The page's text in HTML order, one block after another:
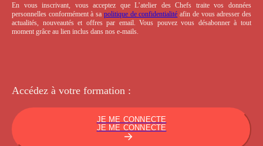
En vous inscrivant, vous acceptez que L’atelier des Chefs traite vos données
personnelles conformément à sa politique de confidentialité afin de vous adresser des
actualités, nouveautés et offres par email. Vous pouvez vous désabonner à tout
moment grâce au lien inclus dans nos e-mails.
Accédez à votre formation :
JE ME CONNECTE
JE ME CONNECTE